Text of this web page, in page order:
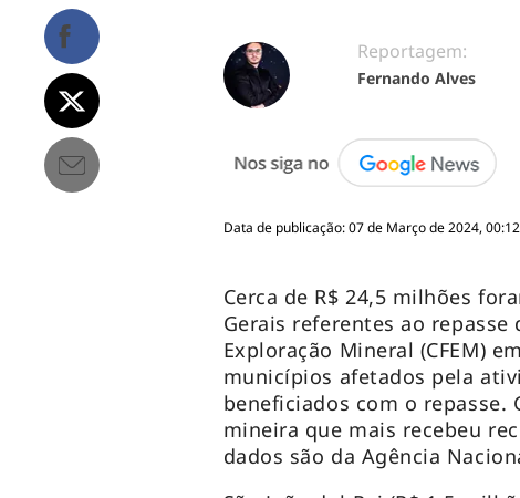
Reportagem:
Fernando Alves
Data de publicação: 07 de Março de 2024,
Cerca de R$ 24,5 milhões
Gerais referentes ao repasse
Exploração Mineral (CFEM)
municípios afetados pela
beneficiados com o repasse.
mineira que mais recebeu
dados são da Agência